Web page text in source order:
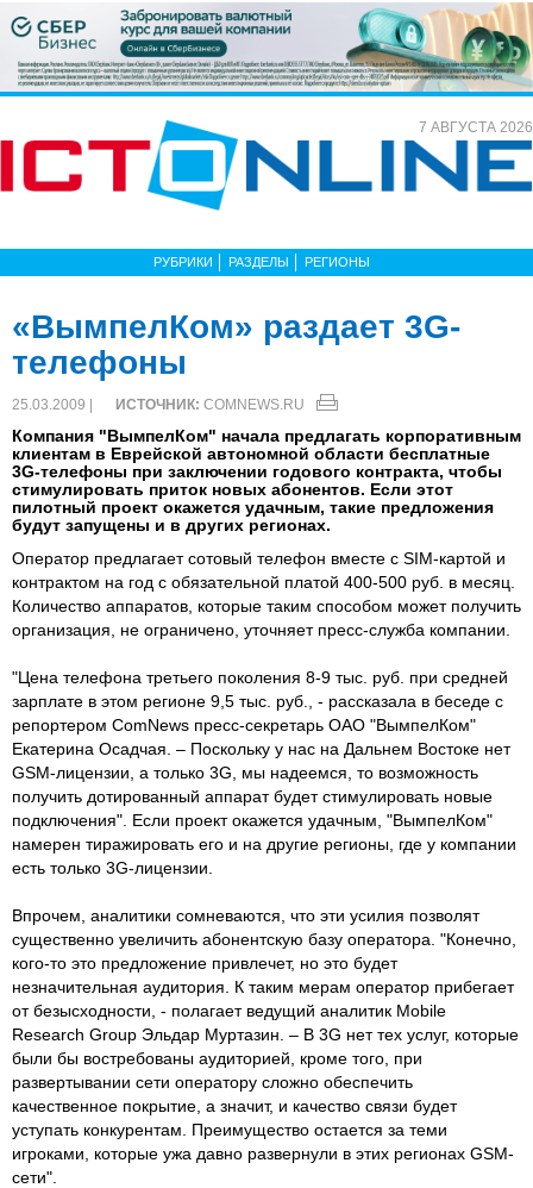
7 АВГУСТА 2026
РУБРИКИ РАЗДЕЛЫ РЕГИОНЫ
«ВымпелКом» раздает 3G-
телефоны
25.03.2009 | ИСТОЧНИК: COMNEWS.RU
Компания "ВымпелКом" начала предлагать корпоративным
клиентам в Еврейской автономной области бесплатные
3G-телефоны при заключении годового контракта, чтобы
стимулировать приток новых абонентов. Если этот
пилотный проект окажется удачным, такие предложения
будут запущены и в других регионах.
Оператор предлагает сотовый телефон вместе с SIM-картой и
контрактом на год с обязательной платой 400-500 руб. в месяц.
Количество аппаратов, которые таким способом может получить
организация, не ограничено, уточняет пресс-служба компании.
"Цена телефона третьего поколения 8-9 тыс. руб. при средней
зарплате в этом регионе 9,5 тыс. руб., - рассказала в беседе с
репортером ComNews пресс-секретарь ОАО "ВымпелКом"
Екатерина Осадчая. – Поскольку у нас на Дальнем Востоке нет
GSM-лицензии, а только 3G, мы надеемся, то возможность
получить дотированный аппарат будет стимулировать новые
подключения". Если проект окажется удачным, "ВымпелКом"
намерен тиражировать его и на другие регионы, где у компании
есть только 3G-лицензии.
Впрочем, аналитики сомневаются, что эти усилия позволят
существенно увеличить абонентскую базу оператора. "Конечно,
кого-то это предложение привлечет, но это будет
незначительная аудитория. К таким мерам оператор прибегает
от безысходности, - полагает ведущий аналитик Mobile
Research Group Эльдар Муртазин. – В 3G нет тех услуг, которые
были бы востребованы аудиторией, кроме того, при
развертывании сети оператору сложно обеспечить
качественное покрытие, а значит, и качество связи будет
уступать конкурентам. Преимущество остается за теми
игроками, которые ужа давно развернули в этих регионах GSM-
сети".